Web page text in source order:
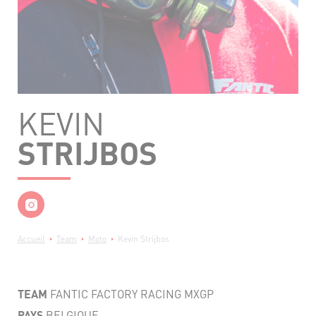
KEVIN
STRIJBOS
Fil
d'Ariane
Accueil Team Moto Kevin Strijbos
TEAM FANTIC FACTORY RACING MXGP